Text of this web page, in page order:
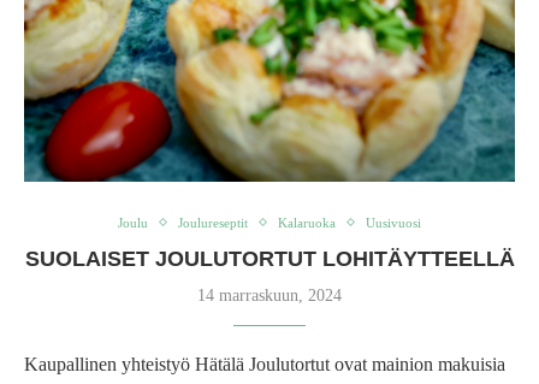
Joulu Joulureseptit Kalaruoka Uusivuosi
SUOLAISET JOULUTORTUT LOHITÄYTTEELLÄ
14 marraskuun, 2024
Kaupallinen yhteistyö Hätälä Joulutortut ovat mainion makuisia